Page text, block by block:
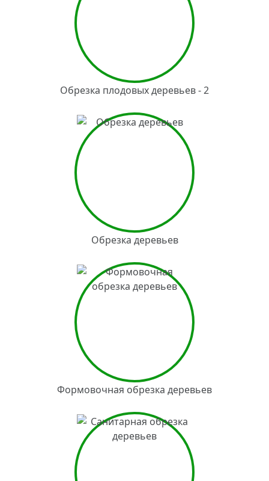
Обрезка плодовых деревьев - 2
Обрезка деревьев
Формовочная обрезка деревьев